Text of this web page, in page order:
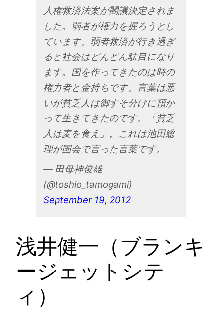
人権救済法案が閣議決定されま
した。弱者が権力を握ろうとし
ています。弱者救済が行き過ぎ
ると社会はどんどん駄目になり
ます。国を作ってきたのは時の
権力者と金持ちです。言葉は悪
いが貧乏人は御すそ分けに預か
って生きてきたのです。「貧乏
人は麦を食え」。これは池田総
理が国会で言った言葉です。
— 田母神俊雄
(@toshio_tamogami)
September 19, 2012
浅井健一（ブランキ
ージェットシテ
ィ）